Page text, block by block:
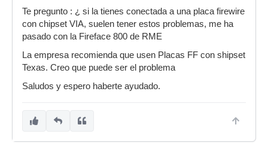
Te pregunto : ¿ si la tienes conectada a una placa firewire
con chipset VIA, suelen tener estos problemas, me ha
pasado con la Fireface 800 de RME
La empresa recomienda que usen Placas FF con shipset
Texas. Creo que puede ser el problema
Saludos y espero haberte ayudado.